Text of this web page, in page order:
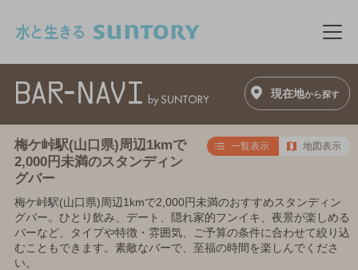
メ
現在地から探す
梅ケ峠駅(山口県)周辺1kmで
2,000円未満のスタンディン
グバー
一覧表示 地図表示
梅ケ峠駅(山口県)周辺1kmで2,000円未満のおすすめスタンディン
グバー。ひとり飲み、デート、隠れ家的フンイキ、夜景が楽しめる
バーなど、タイプや特徴・雰囲気、ご予算の条件に合わせて絞り込
むこともできます。素敵なバーで、至福の時間を楽しんでくださ
い。